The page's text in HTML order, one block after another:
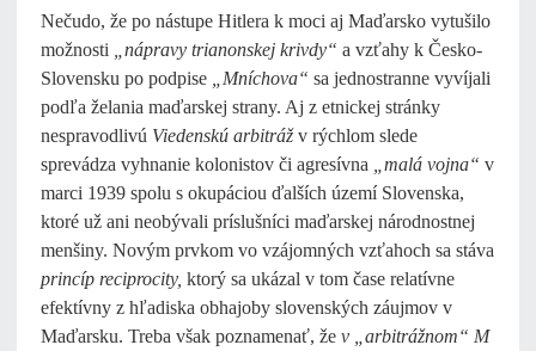
Nečudo, že po nástupe Hitlera k moci aj Maďarsko vytušilo
možnosti
„nápravy trianonskej krivdy“ a vzťahy k Česko-
Slovensku po podpise
„Mníchova“ sa jednostranne vyvíjali
podľa želania maďarskej strany. Aj z etnickej stránky
nespravodlivú Viedenskú arbitrážv rýchlom slede
sprevádza vyhnanie kolonistov či agresívna
„malá vojna“ v
marci 1939 spolu s okupáciou ďalších území Slovenska,
ktoré už ani neobývali príslušníci maďarskej národnostnej
menšiny. Novým prvkom vo vzájomných vzťahoch sa stáva
princíp reciprocity, ktorý sa ukázal v tom čase relatívne
efektívny z hľadiska obhajoby slovenských záujmov v
Maďarsku. Treba však poznamenať, že v „arbitrážnom“ M